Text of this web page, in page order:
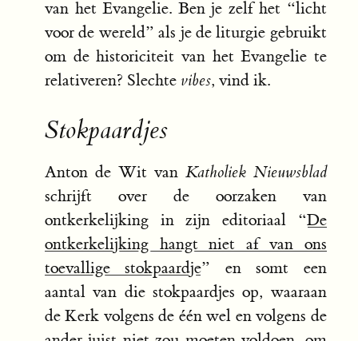
van het Evangelie. Ben je zelf het “licht
voor de wereld” als je de liturgie gebruikt
om de historiciteit van het Evangelie te
relativeren? Slechte vibes, vind ik.
Stokpaardjes
Anton de Wit van Katholiek Nieuwsblad
schrijft over de oorzaken van
ontkerkelijking in zijn editoriaal “De
ontkerkelijking hangt niet af van ons
toevallige stokpaardje” en somt een
aantal van die stokpaardjes op, waaraan
de Kerk volgens de één wel en volgens de